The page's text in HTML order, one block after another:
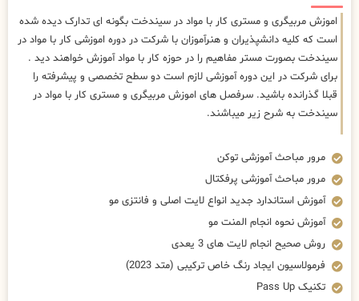
اموزش مربیگری و مستری کار با مواد در سیندخت بگونه ای تدارک دیده شده
است که کلیه دانشپذیران و هنرآموزان با شرکت در دوره اموزشی کار با مواد در
سیندخت بصورت مستر مفاهیم را در حوزه کار با مواد آموزش خواهند دید .
برای شرکت در این دوره آموزشی لازم است دو سطح تخصصی و پیشرفته را
قبلا گذرانده باشید. سرفصل های اموزش مربیگری و مستری کار با مواد در
سیندخت به شرح زیر میباشند.
مرور مباحث آموزشی توکن
مرور مباحث آموزشی پرفکتال
آموزش استاندارد جدید انواع لایت اصلی و فانتزی مو
آموزش نحوه انجام المنت مو
روش صحیح انجام لایت های 3 یعدی
فرمولاسیون ایجاد رنگ خاص ترکیبی (متد 2023)
تکنیک Pass Up